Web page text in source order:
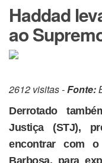
Haddad
ao
2612 visitas -Fonte:
Derrotado
Justiça (STJ),
encontrar com
Barbosa, para